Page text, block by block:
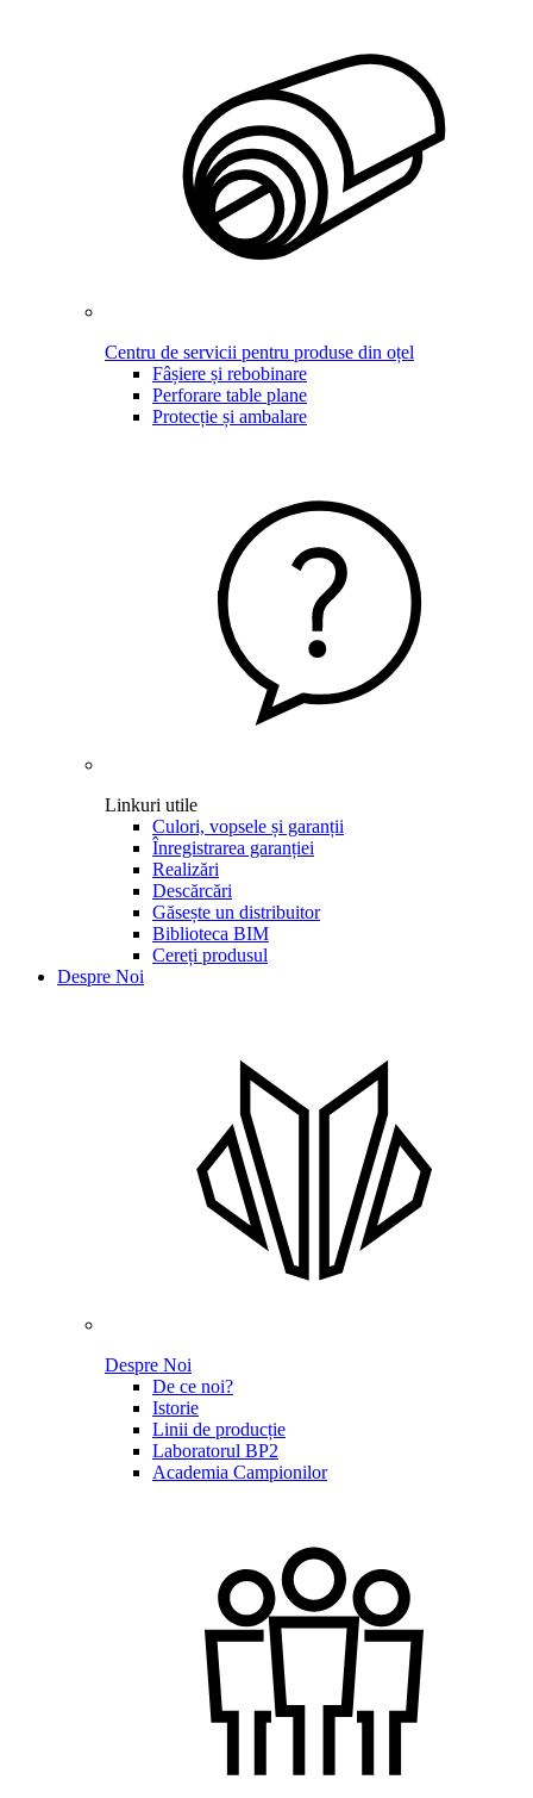
Centru de servicii pentru produse din oțel
Fâșiere și rebobinare
Perforare table plane
Protecție și ambalare
Linkuri utile
Culori, vopsele și garanții
Înregistrarea garanției
Realizări
Descărcări
Găsește un distribuitor
Biblioteca BIM
Cereți produsul
Despre Noi
Despre Noi
De ce noi?
Istorie
Linii de producție
Laboratorul BP2
Academia Campionilor